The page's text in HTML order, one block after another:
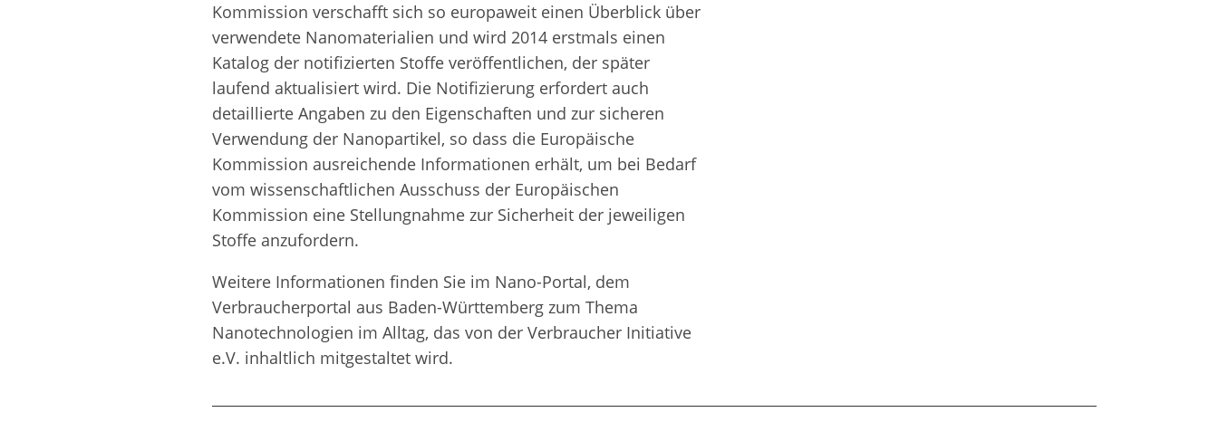
Kommission verschafft sich so europaweit einen Überblick über
verwendete Nanomaterialien und wird 2014 erstmals einen
Katalog der notifizierten Stoffe veröffentlichen, der später
laufend aktualisiert wird. Die Notifizierung erfordert auch
detaillierte Angaben zu den Eigenschaften und zur sicheren
Verwendung der Nanopartikel, so dass die Europäische
Kommission ausreichende Informationen erhält, um bei Bedarf
vom wissenschaftlichen Ausschuss der Europäischen
Kommission eine Stellungnahme zur Sicherheit der jeweiligen
Stoffe anzufordern.
Weitere Informationen finden Sie im Nano-Portal, dem
Verbraucherportal aus Baden-Württemberg zum Thema
Nanotechnologien im Alltag, das von der Verbraucher Initiative
e.V. inhaltlich mitgestaltet wird.